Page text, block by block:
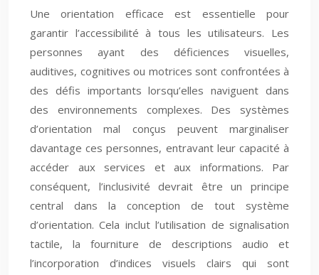
Une orientation efficace est essentielle pour
garantir l’accessibilité à tous les utilisateurs. Les
personnes ayant des déficiences visuelles,
auditives, cognitives ou motrices sont confrontées à
des défis importants lorsqu’elles naviguent dans
des environnements complexes. Des systèmes
d’orientation mal conçus peuvent marginaliser
davantage ces personnes, entravant leur capacité à
accéder aux services et aux informations. Par
conséquent, l’inclusivité devrait être un principe
central dans la conception de tout système
d’orientation. Cela inclut l’utilisation de signalisation
tactile, la fourniture de descriptions audio et
l’incorporation d’indices visuels clairs qui sont